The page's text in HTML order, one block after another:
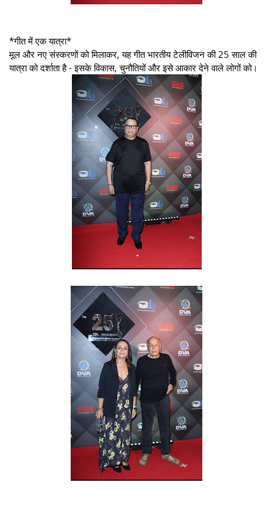
*गीत में एक यात्रा*
मूल और नए संस्करणों को मिलाकर, यह गीत भारतीय टेलीविजन की 25 साल की
यात्रा को दर्शाता है - इसके विकास, चुनौतियों और इसे आकार देने वाले लोगों को।